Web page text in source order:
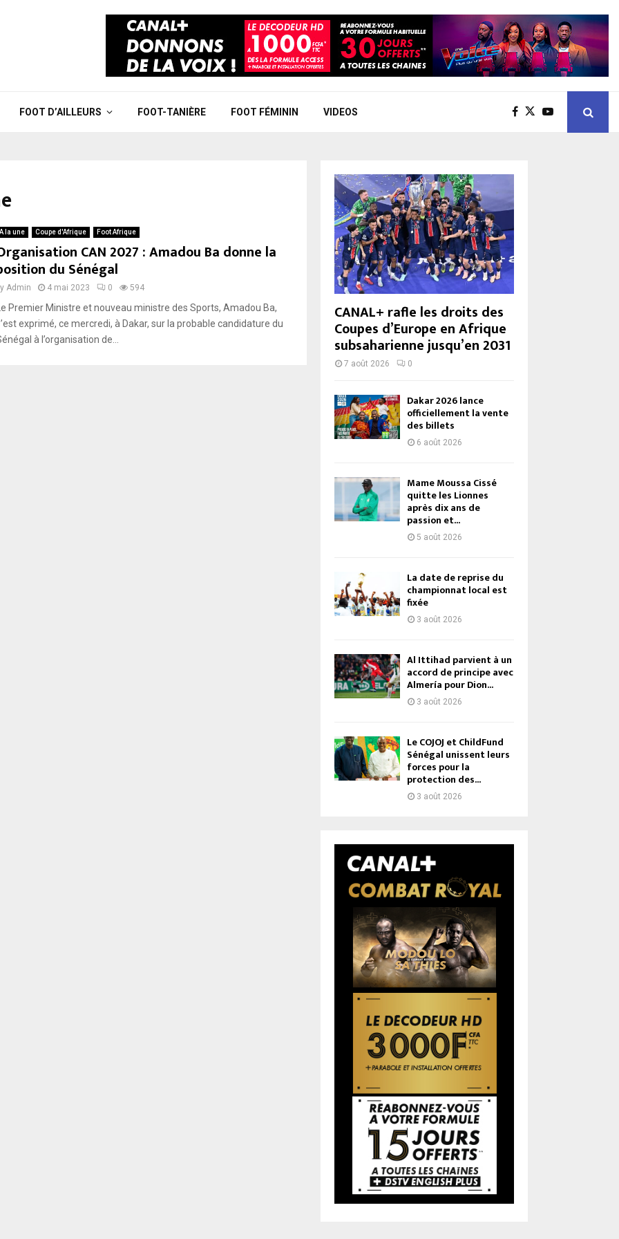
FOOT D’AILLEURS FOOT-TANIÈRE FOOT FÉMININ VIDEOS
A la une Coupe d'Afrique Foot Afrique
CAN 2027 : Amadou Ba donne la
du Sénégal
Admin 4 mai 2023 0 594
Premier Ministre et nouveau ministre des Sports, Amadou Ba,
exprimé, ce mercredi, à Dakar, sur la probable candidature du
à l’organisation de...
CANAL+ rafle les droits des
Coupes d’Europe en Afrique
subsaharienne jusqu’en 2031
7 août 2026 0
Dakar 2026 lance
officiellement la vente
des billets
6 août 2026
Mame Moussa Cissé
quitte les Lionnes
après dix ans de
passion et...
5 août 2026
La date de reprise du
championnat local est
fixée
3 août 2026
Al Ittihad parvient à un
accord de principe avec
Almería pour Dion...
3 août 2026
Le COJOJ et ChildFund
Sénégal unissent leurs
forces pour la
protection des...
3 août 2026